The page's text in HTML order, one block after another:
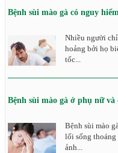
Bệnh sùi mào gà có nguy
Nhiều người
hoảng bởi họ
tốc...
Bệnh sùi mào gà ở phụ nữ
Bệnh sùi mào
lối sống thoáng
ảnh...